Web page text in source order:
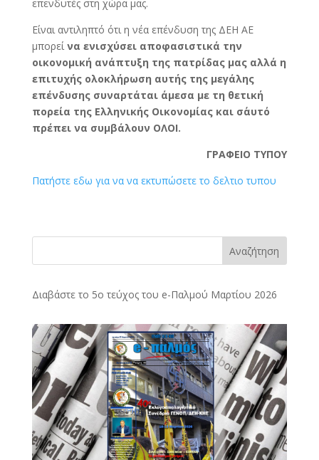
επενδυτές στη χώρα μας.
Είναι αντιληπτό ότι η νέα επένδυση της ΔΕΗ ΑΕ
μπορείνα ενισχύσει αποφασιστικά την
οικονομική ανάπτυξη της πατρίδας μας αλλά η
επιτυχής ολοκλήρωση αυτής της μεγάλης
επένδυσης συναρτάται άμεσα με τη θετική
πορεία της Ελληνικής Οικονομίας και σ΄αυτό
πρέπει να συμβάλουν ΟΛΟΙ.
ΓΡΑΦΕΙΟ ΤΥΠΟΥ
Πατήστε εδω για να να εκτυπώσετε το δελτιο τυπου
Αναζήτηση
Διαβάστε το 5ο τεύχος του e-Παλμού Μαρτίου 2026